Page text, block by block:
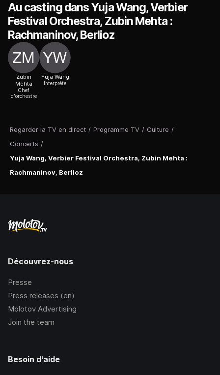
Regarder la TV en direct / Programme TV / Culture /
Concerts /
Yuja Wang, Verbier Festival Orchestra, Zubin Mehta :
Rachmaninov, Berlioz
Au casting dans Yuja Wang, Verbier
Festival Orchestra, Zubin Mehta :
Rachmaninov, Berlioz
Zubin
Mehta
Chef
d'orchestre
Yuja Wang
Interprète
Découvrez-nous
Presse
Press releases (en)
Molotov Advertising
Join the team
Besoin d'aide